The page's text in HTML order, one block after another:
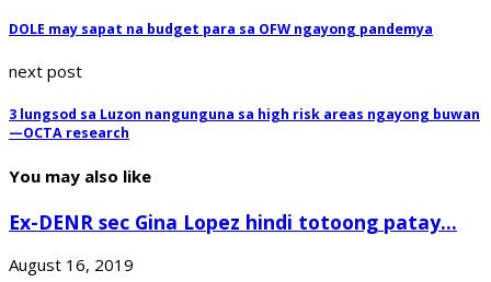
DOLE may sapat na budget para sa OFW ngayong pandemya
next post
3 lungsod sa Luzon nangunguna sa high risk areas ngayong buwan
—OCTA research
You may also like
Ex-DENR sec Gina Lopez hindi totoong patay...
August 16, 2019